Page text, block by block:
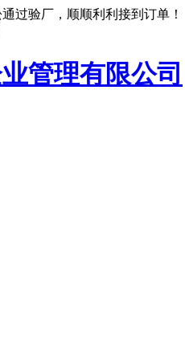
过验厂，顺顺利利接到订单！